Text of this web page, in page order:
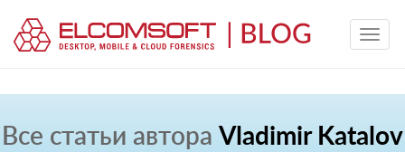
Все статьи автора Vladimir Katalov